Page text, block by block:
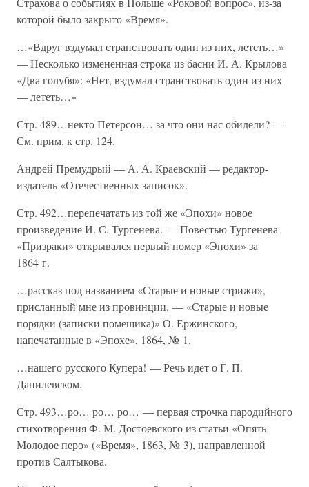
которой было закрыто «Время».
…«Вдруг вздумал странствовать один из них, лететь…»
— Несколько измененная строка из басни И. А. Крылова
«Два голубя»: «Нет, вздумал странствовать один из них
— лететь…»
Стр. 489…некто Петерсон… за что они нас обидели? —
См. прим. к стр. 124.
Андрей Премудрый — А. А. Краевский — редактор-
издатель «Отечественных записок».
Стр. 492…перепечатать из той же «Эпохи» новое
произведение И. С. Тургенева. — Повестью Тургенева
«Призраки» открывался первый номер «Эпохи» за
1864 г.
…рассказ под названием «Старые и новые стрижи»,
присланный мне из провинции. — «Старые и новые
порядки (записки помещика)» О. Ержинского,
напечатанные в «Эпохе», 1864, № 1.
…нашего русского Купера! — Речь идет о Г. П.
Данилевском.
Стр. 493…ро… ро… ро… — первая строчка пародийного
стихотворения Ф. М. Достоевского из статьи «Опять
Молодое перо» («Время», 1863, № 3), направленной
против Салтыкова.